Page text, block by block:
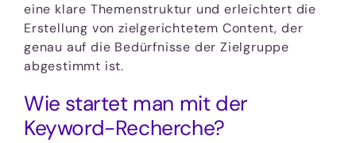
eine klare Themenstruktur und erleichtert die
Erstellung von zielgerichtetem Content, der
genau auf die Bedürfnisse der Zielgruppe
abgestimmt ist.
Wie startet man mit der
Keyword-Recherche?